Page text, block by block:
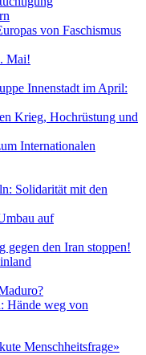
von Faschismus
Mai!
Innenstadt im April:
Krieg, Hochrüstung und
Internationalen
Solidarität mit den
auf
den Iran stoppen!
Hände weg von